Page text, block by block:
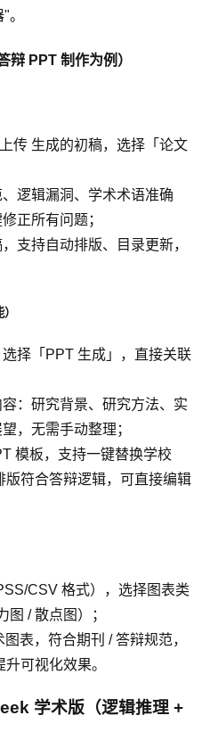
。
辩 PPT 制作为例）
传 生成的初稿，选择「论文
逻辑漏洞、学术术语准确
正所有问题；
支持自动排版、目录更新，
择「PPT 生成」，直接关联
：研究背景、研究方法、实
，无需手动整理；
模板，支持一键替换学校
版符合答辩逻辑，可直接编辑
CSV 格式），选择图表类
图 / 散点图）；
表，符合期刊 / 答辩规范，
可视化效果。
学术版（逻辑推理 +